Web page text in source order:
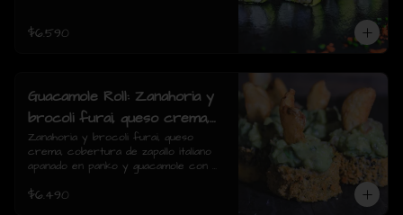
$6.590
Guacamole Roll: Zanahoria y
brocoli furai, queso crema,
cobertura de zapallo italiano
apanado en panko y
(8 piezas)
Zanahoria y brocoli furai, queso
crema, cobertura de zapallo italiano
apanado en panko y guacamole con
$6.490